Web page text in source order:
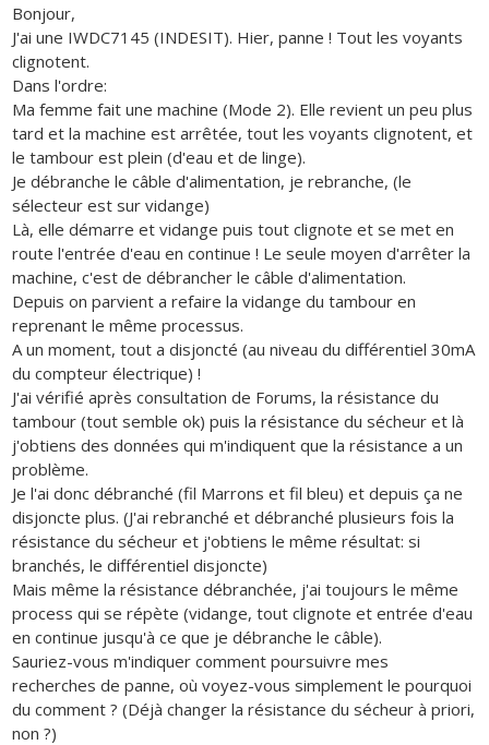
Bonjour,
J'ai une IWDC7145 (INDESIT). Hier, panne ! Tout les voyants
clignotent.
Dans l'ordre:
Ma femme fait une machine (Mode 2). Elle revient un peu plus
tard et la machine est arrêtée, tout les voyants clignotent, et
le tambour est plein (d'eau et de linge).
Je débranche le câble d'alimentation, je rebranche, (le
sélecteur est sur vidange)
Là, elle démarre et vidange puis tout clignote et se met en
route l'entrée d'eau en continue ! Le seule moyen d'arrêter la
machine, c'est de débrancher le câble d'alimentation.
Depuis on parvient a refaire la vidange du tambour en
reprenant le même processus.
A un moment, tout a disjoncté (au niveau du différentiel 30mA
du compteur électrique) !
J'ai vérifié après consultation de Forums, la résistance du
tambour (tout semble ok) puis la résistance du sécheur et là
j'obtiens des données qui m'indiquent que la résistance a un
problème.
Je l'ai donc débranché (fil Marrons et fil bleu) et depuis ça ne
disjoncte plus. (J'ai rebranché et débranché plusieurs fois la
résistance du sécheur et j'obtiens le même résultat: si
branchés, le différentiel disjoncte)
Mais même la résistance débranchée, j'ai toujours le même
process qui se répète (vidange, tout clignote et entrée d'eau
en continue jusqu'à ce que je débranche le câble).
Sauriez-vous m'indiquer comment poursuivre mes
recherches de panne, où voyez-vous simplement le pourquoi
du comment ? (Déjà changer la résistance du sécheur à priori,
non ?)